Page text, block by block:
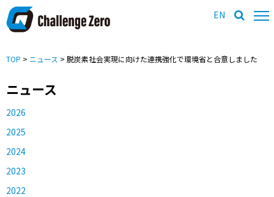
EN
TOP > ニュース > 脱炭素社会実現に向けた連携強化で環境省と合意しました
ニュース
2026
2025
2024
2023
2022